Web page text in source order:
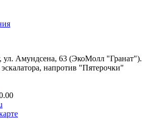
ул. Амундсена, 63 (ЭкоМолл "Гранат").
напротив "Пятерочки"